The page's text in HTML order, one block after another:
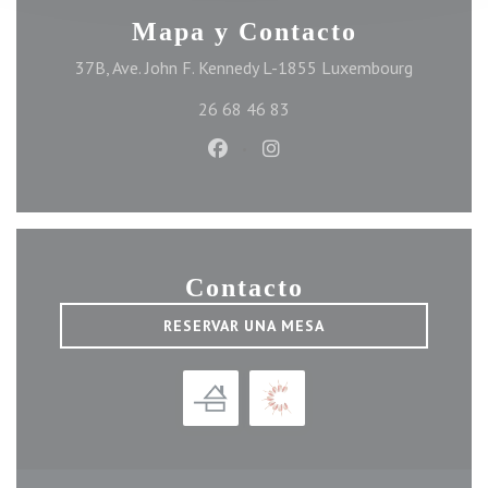
Mapa y Contacto
37B, Ave. John F. Kennedy L-1855 Luxembourg
26 68 46 83
Facebook ((abre en una nueva
Instagram ((abre en una
Contacto
RESERVAR UNA MESA